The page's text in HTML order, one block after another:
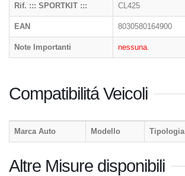
Rif. ::: SPORTKIT ::: CL425
EAN 8030580164900
Note Importanti nessuna.
Compatibilitá Veicoli
Marca Auto Modello Tipologia
Altre Misure disponibili